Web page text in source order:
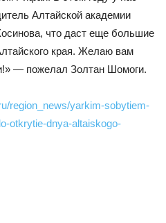
Алтайской академии
что даст еще большие
края. Желаю вам
— пожелал Золтан Шомоги.
region_news/yarkim-sobytiem-
otkrytie-dnya-altaiskogo-